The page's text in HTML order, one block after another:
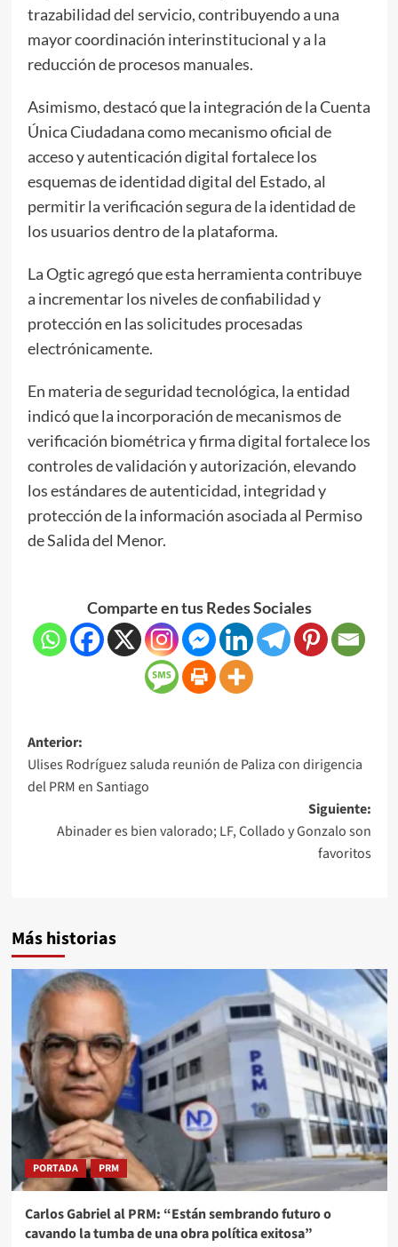
trazabilidad del servicio, contribuyendo a una
mayor coordinación interinstitucional y a la
reducción de procesos manuales.
Asimismo, destacó que la integración de la Cuenta
Única Ciudadana como mecanismo oficial de
acceso y autenticación digital fortalece los
esquemas de identidad digital del Estado, al
permitir la verificación segura de la identidad de
los usuarios dentro de la plataforma.
La Ogtic agregó que esta herramienta contribuye
a incrementar los niveles de confiabilidad y
protección en las solicitudes procesadas
electrónicamente.
En materia de seguridad tecnológica, la entidad
indicó que la incorporación de mecanismos de
verificación biométrica y firma digital fortalece los
controles de validación y autorización, elevando
los estándares de autenticidad, integridad y
protección de la información asociada al Permiso
de Salida del Menor.
Comparte en tus Redes Sociales
Anterior:
Ulises Rodríguez saluda reunión de Paliza con dirigencia
del PRM en Santiago
Siguiente:
Abinader es bien valorado; LF, Collado y Gonzalo son
favoritos
Más historias
PORTADA PRM
Carlos Gabriel al PRM: “Están sembrando futuro o
cavando la tumba de una obra política exitosa”